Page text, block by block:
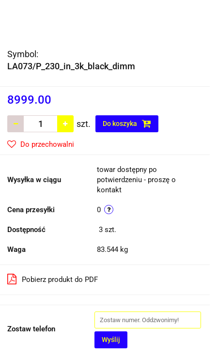
Symbol:
LA073/P_230_in_3k_black_dimm
8999.00
szt. Do koszyka
Do przechowalni
Wysyłka w ciągu
towar dostępny po
potwierdzeniu - proszę o
kontakt
Cena przesyłki 0
Dostępność 3 szt.
Waga 83.544 kg
Pobierz produkt do PDF
Zostaw telefon
Wyślij